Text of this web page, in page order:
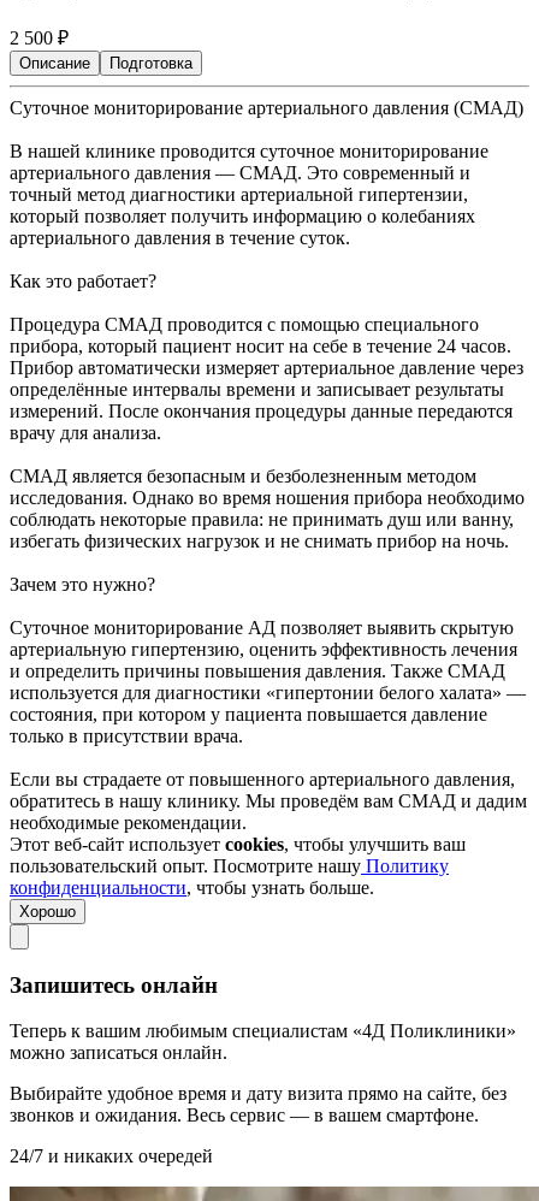
2 500 ₽
Описание Подготовка
Суточное мониторирование артериального давления (СМАД)
В нашей клинике проводится суточное мониторирование
артериального давления — СМАД. Это современный и
точный метод диагностики артериальной гипертензии,
который позволяет получить информацию о колебаниях
артериального давления в течение суток.
Как это работает?
Процедура СМАД проводится с помощью специального
прибора, который пациент носит на себе в течение 24 часов.
Прибор автоматически измеряет артериальное давление через
определённые интервалы времени и записывает результаты
измерений. После окончания процедуры данные передаются
врачу для анализа.
СМАД является безопасным и безболезненным методом
исследования. Однако во время ношения прибора необходимо
соблюдать некоторые правила: не принимать душ или ванну,
избегать физических нагрузок и не снимать прибор на ночь.
Зачем это нужно?
Суточное мониторирование АД позволяет выявить скрытую
артериальную гипертензию, оценить эффективность лечения
и определить причины повышения давления. Также СМАД
используется для диагностики «гипертонии белого халата» —
состояния, при котором у пациента повышается давление
только в присутствии врача.
Если вы страдаете от повышенного артериального давления,
обратитесь в нашу клинику. Мы проведём вам СМАД и дадим
необходимые рекомендации.
Этот веб-сайт использует cookies, чтобы улучшить ваш
пользовательский опыт. Посмотрите нашу Политику
конфиденциальности, чтобы узнать больше.
Хорошо
Запишитесь онлайн
Теперь к вашим любимым специалистам «4Д Поликлиники»
можно записаться онлайн.
Выбирайте удобное время и дату визита прямо на сайте, без
звонков и ожидания. Весь сервис — в вашем смартфоне.
24/7 и никаких очередей